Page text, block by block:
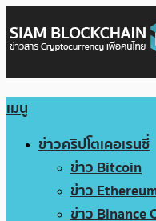
เมนู
ข่าวคริปโตเคอเรนซี่
ข่าว Bitcoin
ข่าว
ข่าว Binance